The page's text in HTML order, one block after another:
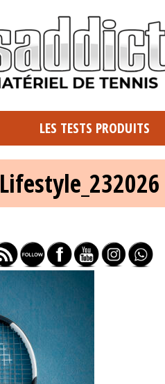
LES TESTS PRODUITS
Lifestyle_232026